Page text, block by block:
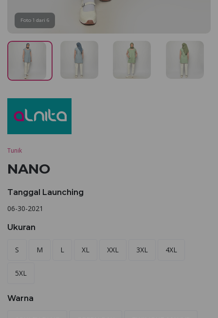
Foto 1 dari 6
Tunik
NANO
Tanggal Launching
06-30-2021
Ukuran
S M L XL XXL 3XL 4XL
5XL
Warna